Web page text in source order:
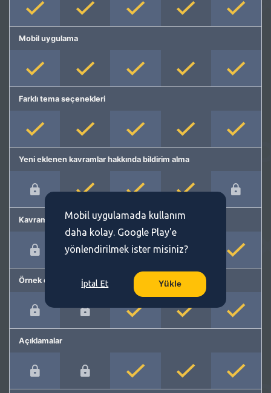
Mobil uygulama
Farklı tema seçenekleri
Yeni eklenen kavramlar hakkında bildirim alma
Kavram önerme
Örnek cümleler
Açıklamalar
Mobil uygulamada kullanım
daha kolay. Google Play'e
yönlendirilmek ister misiniz?
İptal Et Yükle